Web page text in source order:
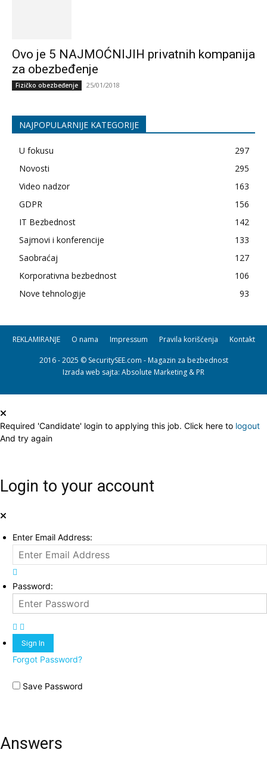
Ovo je 5 NAJMOĆNIJIH privatnih kompanija
za obezbeđenje
Fizičko obezbeđenje 25/01/2018
NAJPOPULARNIJE KATEGORIJE
U fokusu
297
Novosti
295
Video nadzor
163
GDPR
156
IT Bezbednost
142
Sajmovi i konferencije
133
Saobraćaj
127
Korporativna bezbednost
106
Nove tehnologije
93
REKLAMIRANJE O nama Impressum Pravila korišćenja Kontakt
2016 - 2025 © SecuritySEE.com - Magazin za bezbednost
Izrada web sajta: Absolute Marketing & PR
Required 'Candidate' login to applying this job. Click here to logout
And try again
Login to your account
Enter Email Address:
Password:
Forgot Password?
Save Password
Answers